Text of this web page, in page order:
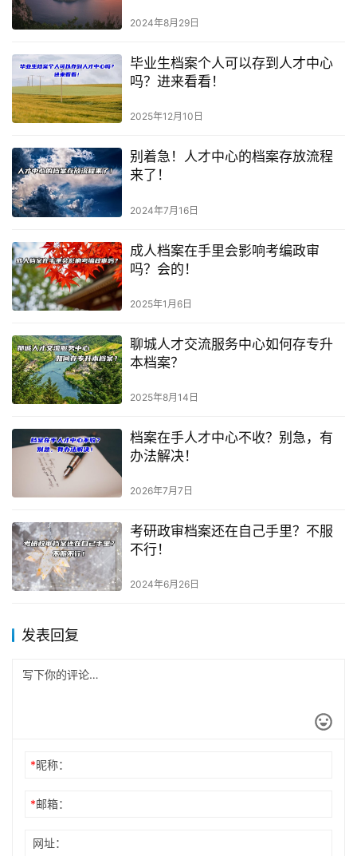
2024年8月29日
毕业生档案个人可以存到人才中心
吗？进来看看！
2025年12月10日
别着急！人才中心的档案存放流程
来了！
2024年7月16日
成人档案在手里会影响考编政审
吗？会的！
2025年1月6日
聊城人才交流服务中心如何存专升
本档案？
2025年8月14日
档案在手人才中心不收？别急，有
办法解决！
2026年7月7日
考研政审档案还在自己手里？不服
不行！
2024年6月26日
发表回复
*昵称：
*邮箱：
网址：